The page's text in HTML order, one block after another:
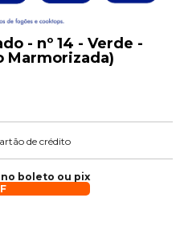
- nº 14 - Verde -
Marmorizada)
de crédito
no boleto ou pix